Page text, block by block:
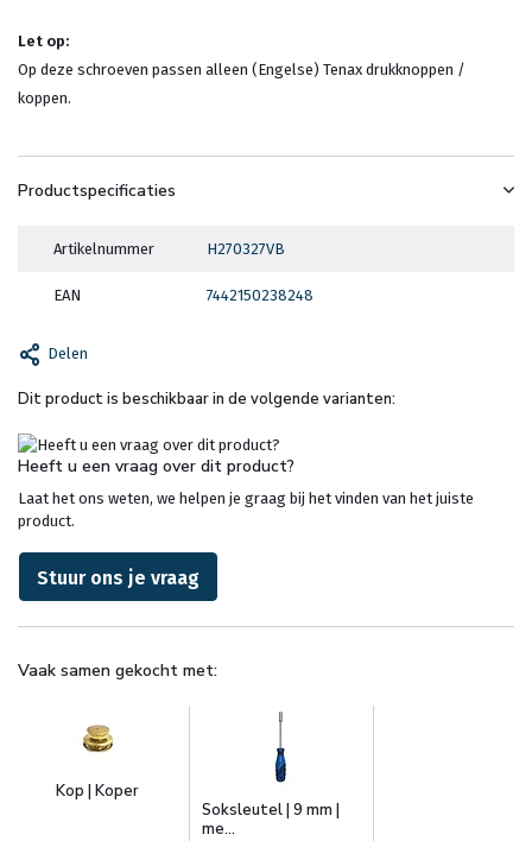
Let op:
Op deze schroeven passen alleen (Engelse) Tenax drukknoppen /
koppen.
Productspecificaties
Artikelnummer H270327VB
EAN 7442150238248
Delen
Dit product is beschikbaar in de volgende varianten:
Heeft u een vraag over dit product?
Laat het ons weten, we helpen je graag bij het vinden van het juiste
product.
Stuur ons je vraag
Vaak samen gekocht met:
Kop | Koper
Soksleutel | 9 mm |
me...